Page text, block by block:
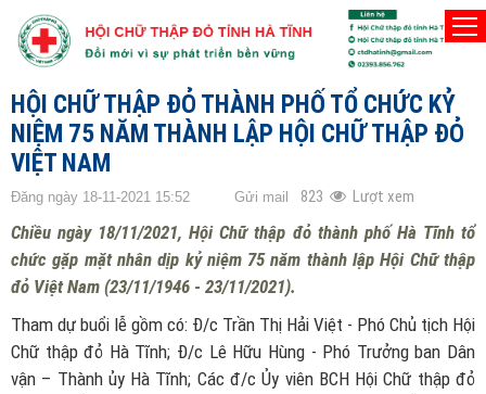
TRANG CHỦ THÀNH PHỐ HÀ TĨNH
HỘI CHỮ THẬP ĐỎ THÀNH PHỐ TỔ CHỨC KỶ
NIỆM 75 NĂM THÀNH LẬP HỘI CHỮ THẬP ĐỎ
VIỆT NAM
Đăng ngày 18-11-2021 15:52 Gửi mail 823 Lượt xem
Chiều ngày 18/11/2021, Hội Chữ thập đỏ thành phố Hà Tĩnh tổ
chức gặp mặt nhân dịp kỷ niệm 75 năm thành lập Hội Chữ thập
đỏ Việt Nam (23/11/1946 - 23/11/2021).
Tham dự buổi lễ gồm có: Đ/c Trần Thị Hải Việt - Phó Chủ tịch Hội
Chữ thập đỏ Hà Tĩnh; Đ/c Lê Hữu Hùng - Phó Trưởng ban Dân
vận – Thành ủy Hà Tĩnh; Các đ/c Ủy viên BCH Hội Chữ thập đỏ